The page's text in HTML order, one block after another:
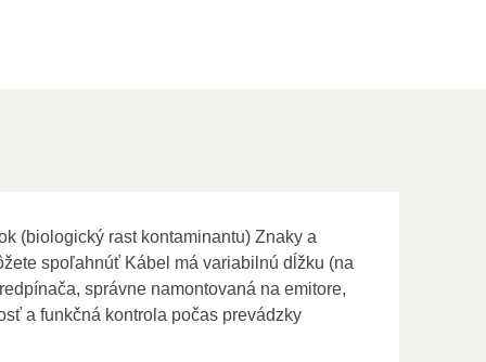
(biologický rast kontaminantu) Znaky a
spoľahnúť Kábel má variabilnú dĺžku (na
správne namontovaná na emitore,
a funkčná kontrola počas prevádzky